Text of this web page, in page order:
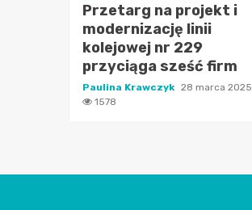
Przetarg na projekt i
modernizację linii
kolejowej nr 229
przyciąga sześć firm
Paulina Krawczyk 28 marca 2025
1578